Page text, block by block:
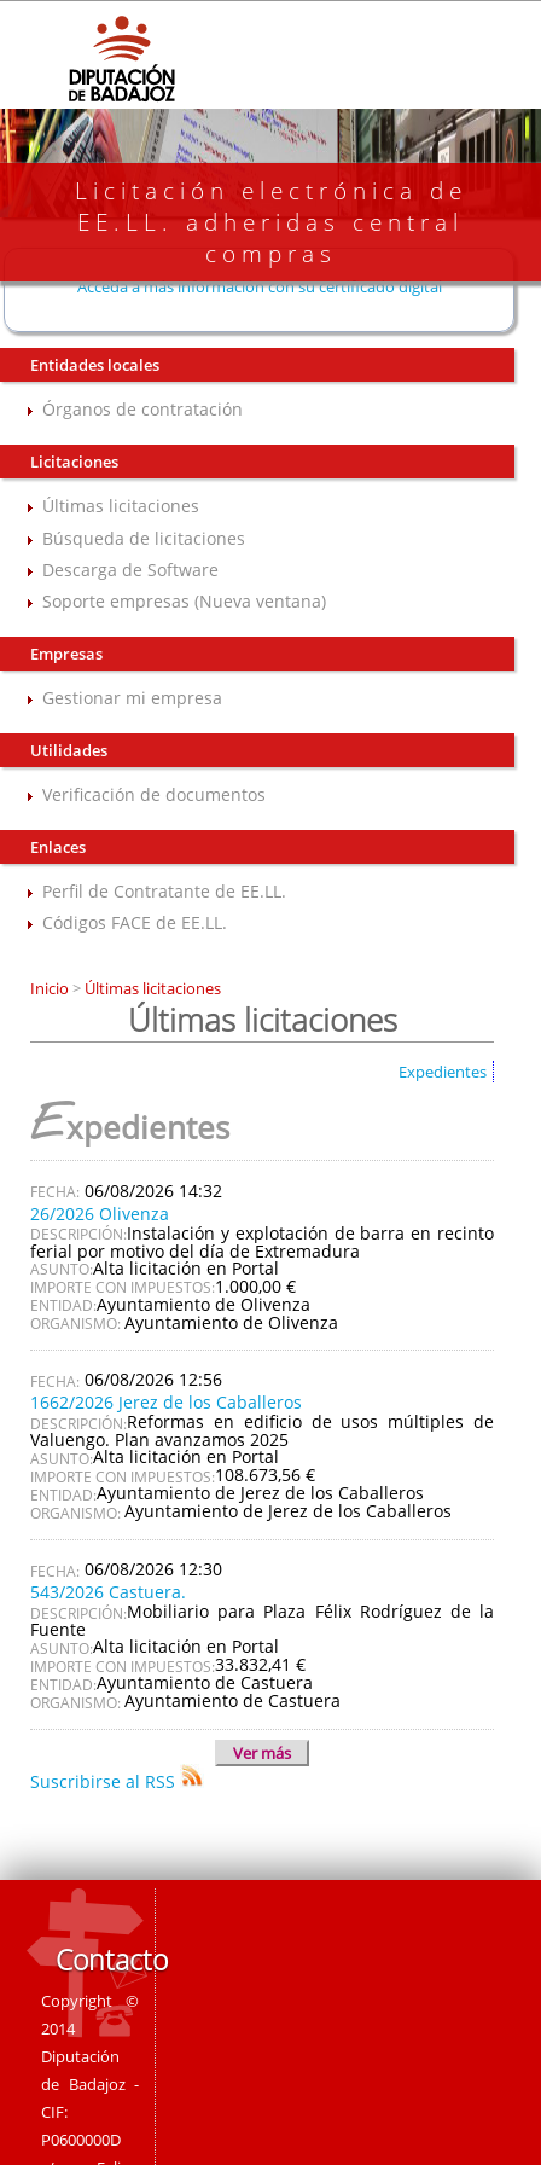
Licitación electrónica de
EE.LL. adheridas central
compras
Acceda a más información con su certificado digital
Entidades locales
Órganos de contratación
Licitaciones
Últimas licitaciones
Búsqueda de licitaciones
Descarga de Software
Soporte empresas (Nueva ventana)
Empresas
Gestionar mi empresa
Utilidades
Verificación de documentos
Enlaces
Perfil de Contratante de EE.LL.
Códigos FACE de EE.LL.
Inicio > Últimas licitaciones
Últimas licitaciones
Expedientes
Expedientes
06/08/2026 14:32
26/2026 Olivenza
DESCRIPCIÓN:Instalación y explotación de barra en recinto
ferial por motivo del día de Extremadura
ASUNTO:Alta licitación en Portal
IMPORTE CON IMPUESTOS:1.000,00 €
ENTIDAD:Ayuntamiento de Olivenza
ORGANISMO: Ayuntamiento de Olivenza
06/08/2026 12:56
1662/2026 Jerez de los Caballeros
DESCRIPCIÓN:Reformas en edificio de usos múltiples de
Valuengo. Plan avanzamos 2025
ASUNTO:Alta licitación en Portal
IMPORTE CON IMPUESTOS:108.673,56 €
ENTIDAD:Ayuntamiento de Jerez de los Caballeros
ORGANISMO: Ayuntamiento de Jerez de los Caballeros
06/08/2026 12:30
543/2026 Castuera.
DESCRIPCIÓN:Mobiliario para Plaza Félix Rodríguez de la
Fuente
ASUNTO:Alta licitación en Portal
IMPORTE CON IMPUESTOS:33.832,41 €
ENTIDAD:Ayuntamiento de Castuera
ORGANISMO: Ayuntamiento de Castuera
Ver más
Suscribirse al RSS
Contacto
Copyright ©
2014
Diputación
de Badajoz -
CIF:
P0600000D